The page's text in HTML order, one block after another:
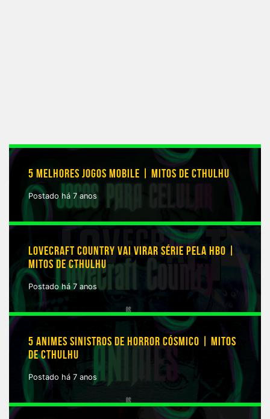
5 MELHORES JOGOS MOBILE | MITOS DE CTHULHU
Postado há 7 anos
LOVECRAFT COUNTRY VAI VIRAR SÉRIE PELA HBO |
MITOS DE CTHULHU
Postado há 7 anos
5 ANIMES SINISTROS DE HORROR CÓSMICO | MITOS
DE CTHULHU
Postado há 7 anos